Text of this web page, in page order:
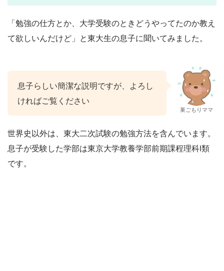
「勉強の仕方とか、大学受験のときどうやってたのか教え
て欲しいんだけど」と東大生の息子に聞いてみました。
息子らしい簡潔な説明ですが、よろし
ければご覧ください
巣ごもりママ
世界史以外は、東大二次試験の勉強方法を含んでいます。
息子が受験した学部は東京大学教養学部前期課程理科I類
です。